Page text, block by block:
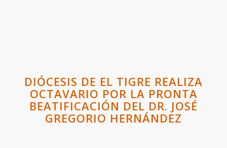
DIÓCESIS DE EL TIGRE REALIZA
OCTAVARIO POR LA PRONTA
BEATIFICACIÓN DEL DR. JOSÉ
GREGORIO HERNÁNDEZ